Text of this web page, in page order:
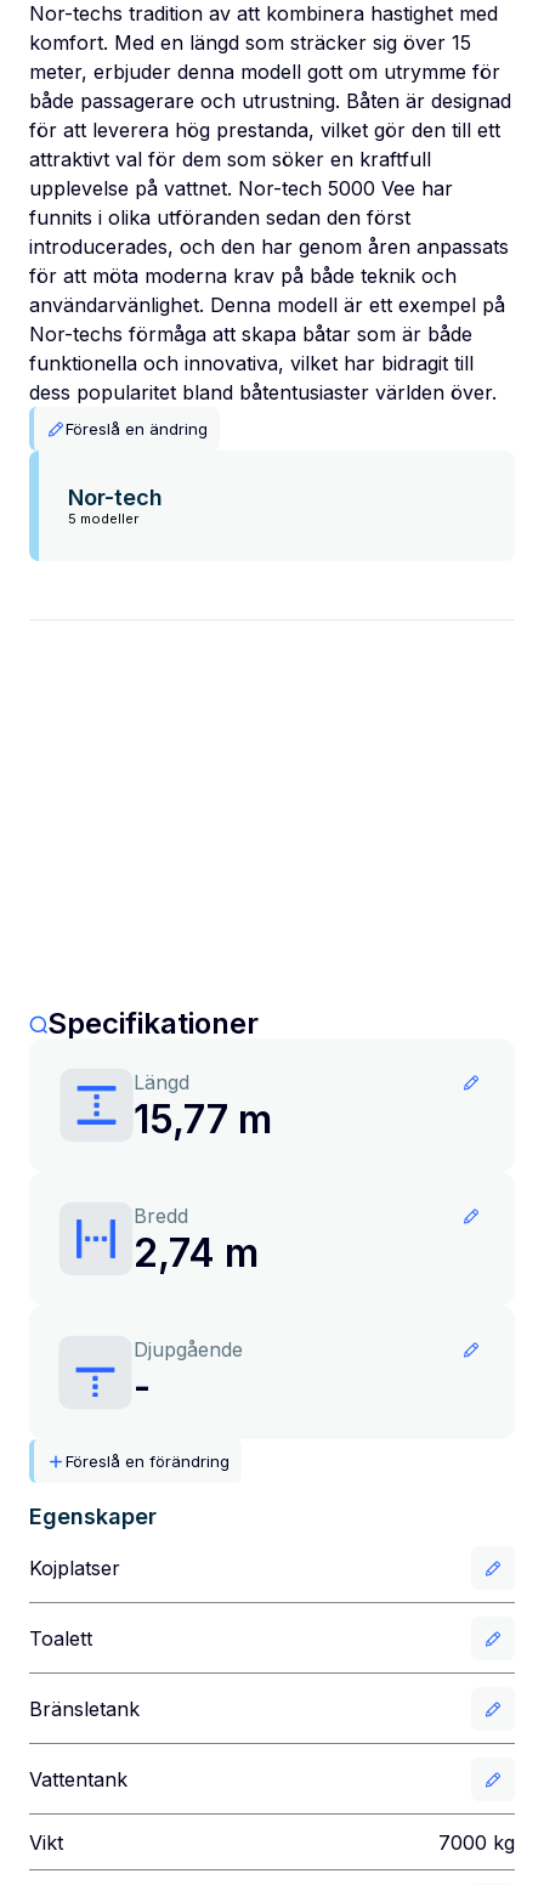
Nor-techs tradition av att kombinera hastighet med
komfort. Med en längd som sträcker sig över 15
meter, erbjuder denna modell gott om utrymme för
både passagerare och utrustning. Båten är designad
för att leverera hög prestanda, vilket gör den till ett
attraktivt val för dem som söker en kraftfull
upplevelse på vattnet. Nor-tech 5000 Vee har
funnits i olika utföranden sedan den först
introducerades, och den har genom åren anpassats
för att möta moderna krav på både teknik och
användarvänlighet. Denna modell är ett exempel på
Nor-techs förmåga att skapa båtar som är både
funktionella och innovativa, vilket har bidragit till
dess popularitet bland båtentusiaster världen över.
Föreslå en ändring
Nor-tech
5 modeller
Specifikationer
Längd
15,77 m
Bredd
2,74 m
Djupgående
-
Föreslå en förändring
Egenskaper
Kojplatser
Toalett
Bränsletank
Vattentank
Vikt 7000 kg